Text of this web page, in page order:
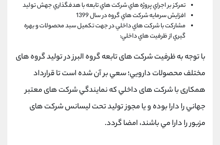
تمرکز بر اجراي پروژه هاي شرکت هاي تابعه با هدفگذاري جهش تولید
افزایش سرمایه شرکت هاي گروه در سال 1399
مشارکت با شرکت هاي داخلي در جهت تکمیل سبد محصولات و بهره
گیري از ظرفیت هاي داخلي:
با توجه به ظرفيت شرکت های تابعه گروه البرز در توليد گروه های
مختلف محصولات دارويي؛ سعي بر آن شده است تا قرارداد
همکاری با شرکت های داخلي که نمايندگي شرکت های معتبر
جهاني را دارا بوده و يا مجوز توليد تحت ليسانس شرکت های
مزبور را دارا مي باشند، امضا گردد.